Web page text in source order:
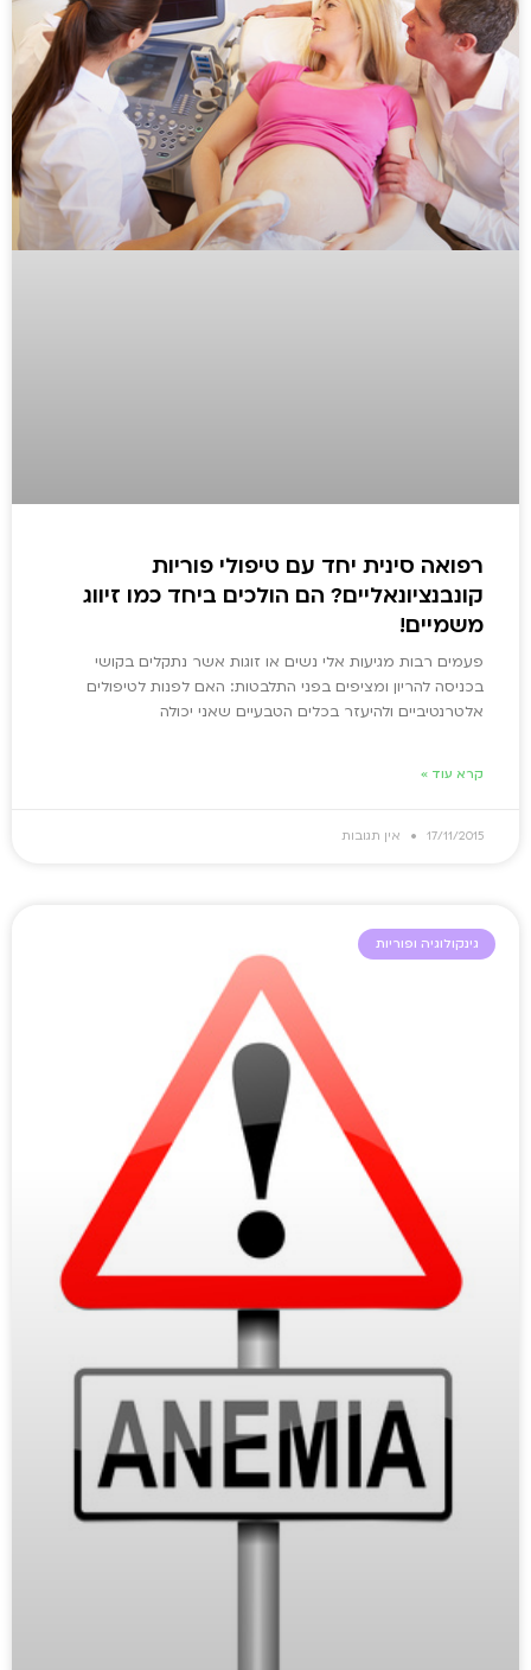
רפואה סינית יחד עם טיפולי פוריות
קונבנציונאליים? הם הולכים ביחד כמו זיווג
משמיים!
פעמים רבות מגיעות אלי נשים או זוגות אשר נתקלים בקושי
בכניסה להריון ומציפים בפני התלבטות: האם לפנות לטיפולים
אלטרנטיביים ולהיעזר בכלים הטבעיים שאני יכולה
קרא עוד »
17/11/2015 אין תגובות
גינקולוגיה ופוריות